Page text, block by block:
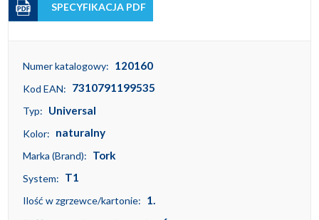
SPECYFIKACJA PDF
Numer katalogowy: 120160
Kod EAN: 7310791199535
Typ: Universal
Kolor: naturalny
Marka (Brand): Tork
System: T1
Ilość w zgrzewce/kartonie: 1.